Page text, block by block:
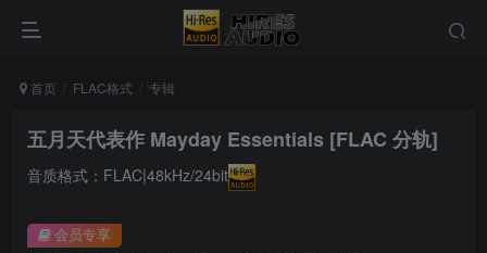
首页 FLAC格式 专辑
五月天代表作 Mayday Essentials [FLAC 分轨]
音质格式：FLAC|48kHz/24bit
会员专享